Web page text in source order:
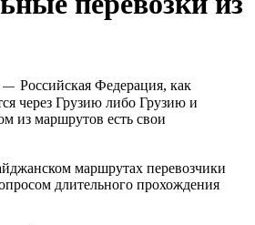
— Российская Федерация, как
через Грузию либо Грузию и
из маршрутов есть свои
маршрутах перевозчики
длительного прохождения